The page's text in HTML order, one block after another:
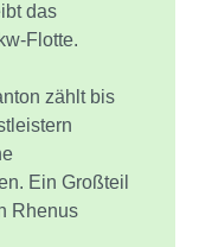
das
Flotte.
zählt bis
Ein Großteil
Rhenus